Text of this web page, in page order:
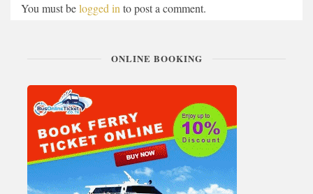
You must belogged into post a comment.
ONLINE BOOKING